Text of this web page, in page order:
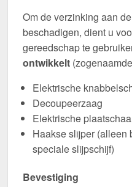
Om de verzinking aan
beschadigen, dient u
gereedschap te
ontwikkelt (zogenaamde
Elektrische
Decoupeerzaag
Elektrische
Haakse slijper (alleen
speciale slijpschijf)
Bevestiging